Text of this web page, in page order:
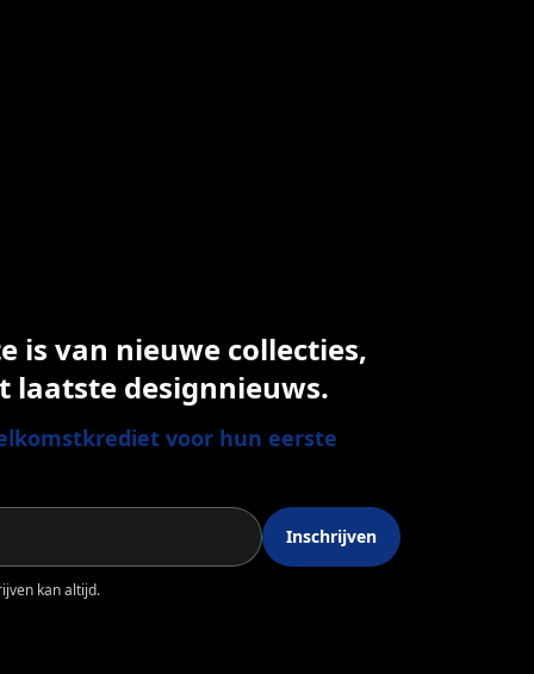
is van nieuwe collecties,
laatste designnieuws.
voor hun eerste
Inschrijven
kan altijd.